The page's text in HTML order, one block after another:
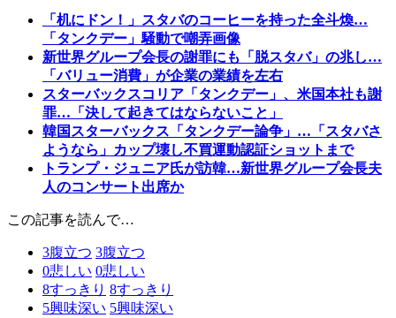
「机にドン！」スタバのコーヒーを持った全斗煥…
「タンクデー」騒動で嘲弄画像
新世界グループ会長の謝罪にも「脱スタバ」の兆し…
「バリュー消費」が企業の業績を左右
スターバックスコリア「タンクデー」、米国本社も謝
罪…「決して起きてはならないこと」
韓国スターバックス「タンクデー論争」…「スタバさ
ようなら」カップ壊し不買運動認証ショットまで
トランプ・ジュニア氏が訪韓…新世界グループ会長夫
人のコンサート出席か
この記事を読んで…
3腹立つ 3腹立つ
0悲しい 0悲しい
8すっきり 8すっきり
5興味深い 5興味深い